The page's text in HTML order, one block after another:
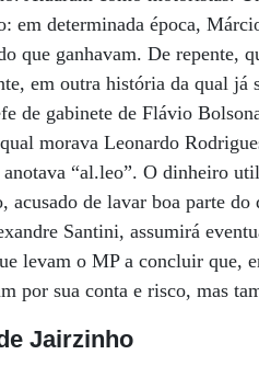
em determinada época,
que ganhavam. De repente,
em outra história da qual já
de gabinete de Flávio
morava Leonardo
“al.leo”. O dinheiro
acusado de lavar boa parte
Santini, assumirá
levam o MP a concluir que,
por sua conta e risco, mas
Jairzinho